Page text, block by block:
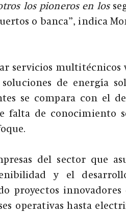
los pioneros en los
o banca”, indica
servicios multitécnicos
de energía
se compara con el
falta de conocimiento
del sector que
y el
proyectos innovadores
operativas hasta